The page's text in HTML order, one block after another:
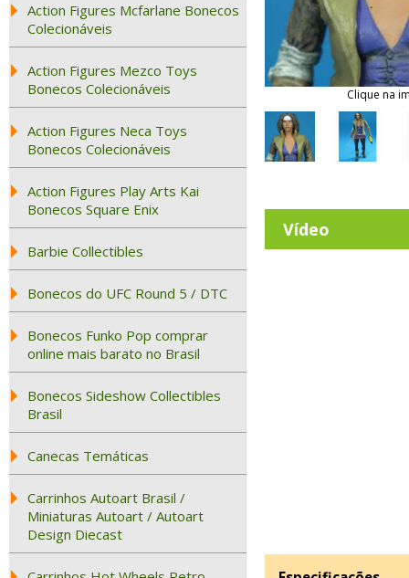
Action Figures Mcfarlane Bonecos
Colecionáveis
Action Figures Mezco Toys
Bonecos Colecionáveis
Action Figures Neca Toys
Bonecos Colecionáveis
Action Figures Play Arts Kai
Bonecos Square Enix
Barbie Collectibles
Bonecos do UFC Round 5 / DTC
Bonecos Funko Pop comprar
online mais barato no Brasil
Bonecos Sideshow Collectibles
Brasil
Canecas Temáticas
Carrinhos Autoart Brasil /
Miniaturas Autoart / Autoart
Design Diecast
Clique na
Vídeo